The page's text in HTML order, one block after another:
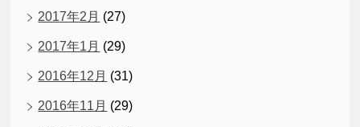
2017年2月 (27)
2017年1月 (29)
2016年12月 (31)
2016年11月 (29)